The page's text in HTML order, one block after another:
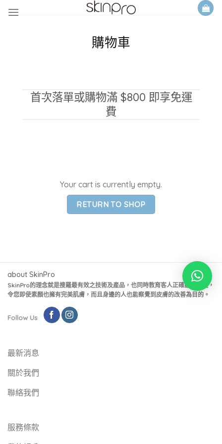
購物車
首次落單或購物滿 $800 即享免運
費
Your cart is currently empty.
RETURN TO SHOP
about SkinPro
SkinPro的理念就是搜羅最有效之技術及產品，也同時教育客人正確護膚之道，
令您即使素顏也擁有完美肌膚，而且身邊的人也能察覺到皮膚的改善為目的。
Follow Us
最新消息
關於我們
聯絡我們
服務條款